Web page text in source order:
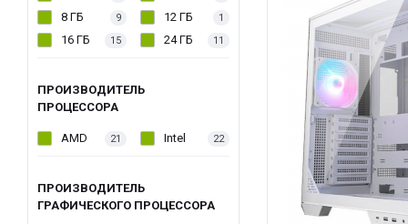
8 ГБ 9 12 ГБ 1
16 ГБ 15 24 ГБ 11
ПРОИЗВОДИТЕЛЬ
ПРОЦЕССОРА
AMD 21 Intel 22
ПРОИЗВОДИТЕЛЬ
ГРАФИЧЕСКОГО ПРОЦЕССОРА